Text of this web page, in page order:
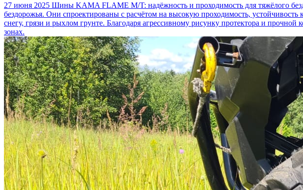
27 июня 2025 Шины KAMA FLAME M/T: надёжность и проходимость для тяжёлого
бездорожья. Они спроектированы с расчётом на высокую проходимость,
снегу, грязи и рыхлом грунте. Благодаря агрессивному рисунку протектора и
зонах.